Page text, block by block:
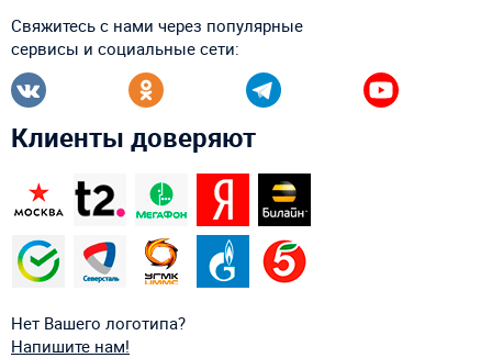
Свяжитесь с нами через популярные
сервисы и социальные сети:
Клиенты доверяют
Нет Вашего логотипа?
Напишите нам!